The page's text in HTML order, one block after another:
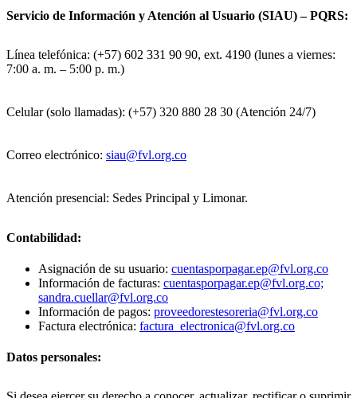
Servicio de Información y Atención al Usuario (SIAU) – PQRS:
Línea telefónica: (+57) 602 331 90 90, ext. 4190 (lunes a viernes:
7:00 a. m. – 5:00 p. m.)
Celular (solo llamadas): (+57) 320 880 28 30 (Atención 24/7)
Correo electrónico: siau@fvl.org.co
Atención presencial: Sedes Principal y Limonar.
Contabilidad:
Asignación de su usuario: cuentasporpagar.ep@fvl.org.co
Información de facturas: cuentasporpagar.ep@fvl.org.co;
sandra.cuellar@fvl.org.co
Información de pagos: proveedorestesoreria@fvl.org.co
Factura electrónica: factura_electronica@fvl.org.co
Datos personales: